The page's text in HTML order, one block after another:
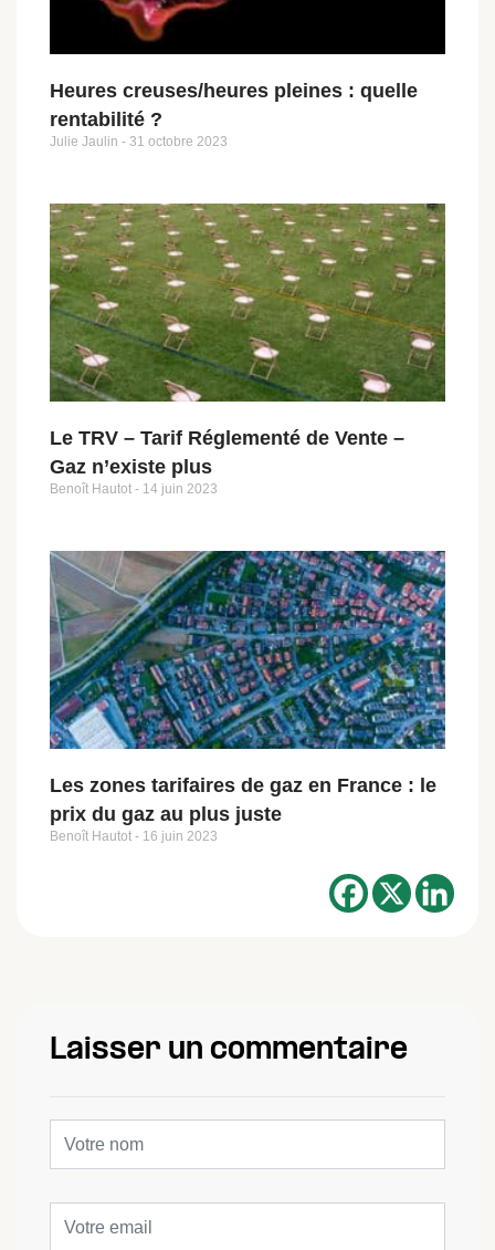
Heures creuses/heures pleines : quelle
rentabilité ?
Julie Jaulin 31 octobre 2023
Le TRV – Tarif Réglementé de Vente –
Gaz n’existe plus
Benoît Hautot 14 juin 2023
Les zones tarifaires de gaz en France : le
prix du gaz au plus juste
Benoît Hautot 16 juin 2023
Laisser un commentaire